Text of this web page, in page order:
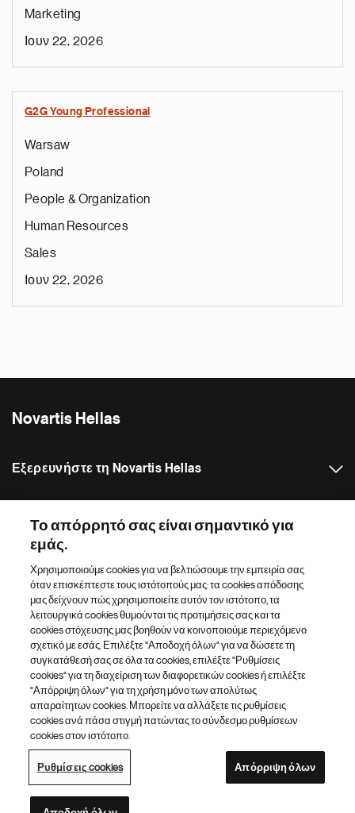
Marketing
Ιουν 22, 2026
G2G Young Professional
Warsaw
Poland
People & Organization
Human Resources
Sales
Ιουν 22, 2026
Novartis Hellas
Εξερευνήστε τη Novartis Hellas
Κατάλογος ιστότοπων Novartis
Footer Site Search
Footer
Bottom
© 2026 Novartis AG
Novartis Privacy Hub Όροι χρήσης
Ρυθμίσεις cookies
Χάρτης τοποθεσίας Σχετικά με τα cookies
Κατάλογος Ιστότοπων της Novartis
Το απόρρητό σας είναι σημαντικό για
εμάς.
Χρησιμοποιούμε cookies για να βελτιώσουμε την εμπειρία σας
όταν επισκέπτεστε τους ιστότοπούς μας: τα cookies απόδοσης
μας δείχνουν πώς χρησιμοποιείτε αυτόν τον ιστότοπο, τα
λειτουργικά cookies θυμούνται τις προτιμήσεις σας και τα
cookies στόχευσης μας βοηθούν να κοινοποιούμε περιεχόμενο
σχετικό με εσάς. Επιλέξτε "Αποδοχή όλων" για να δώσετε τη
συγκατάθεσή σας σε όλα τα cookies, επιλέξτε "Ρυθμίσεις
cookies" για τη διαχείριση των διαφορετικών cookies ή επιλέξτε
"Απόρριψη όλων" για τη χρήση μόνο των απολύτως
απαραίτητων cookies. Μπορείτε να αλλάξετε τις ρυθμίσεις
cookies ανά πάσα στιγμή πατώντας το σύνδεσμο ρυθμίσεων
cookies στον ιστότοπο.
Ρυθμίσεις cookies Απόρριψη όλων